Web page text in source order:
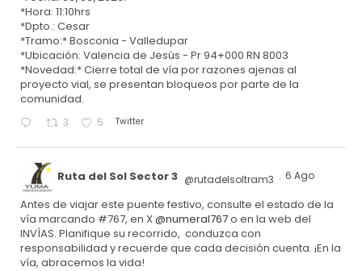
*Hora: 11:10hrs
*Dpto.: Cesar
*Tramo:* Bosconia - Valledupar
*Ubicación: Valencia de Jesús - Pr 94+000 RN 8003
*Novedad:* Cierre total de vía por razones ajenas al
proyecto vial, se presentan bloqueos por parte de la
comunidad.
3 5 Twitter
Ruta del Sol Sector 3 @rutadelsoltram3 · 6 Ago
Antes de viajar este puente festivo, consulte el estado de la
vía marcando #767, en X@numeral767o en la web del
INVÍAS. Planifique su recorrido, conduzca con
responsabilidad y recuerde que cada decisión cuenta. ¡En la
vía, abracemos la vida!